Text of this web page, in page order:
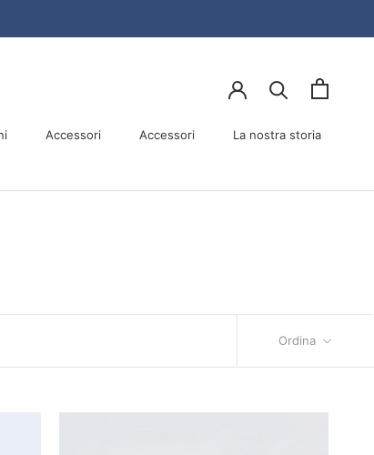
Accessori Accessori La nostra storia
Ordina